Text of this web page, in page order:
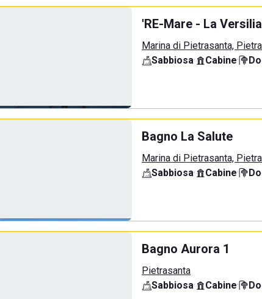
'RE-Mare - La
Marina di Pietrasanta,
Sabbiosa· Cabine·
Bagno La Salute
Marina di Pietrasanta,
Sabbiosa· Cabine·
Bagno Aurora 1
Pietrasanta
Sabbiosa· Cabine·